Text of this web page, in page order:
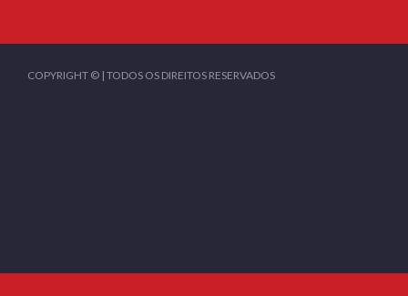
COPYRIGHT © | TODOS OS DIREITOS RESERVADOS